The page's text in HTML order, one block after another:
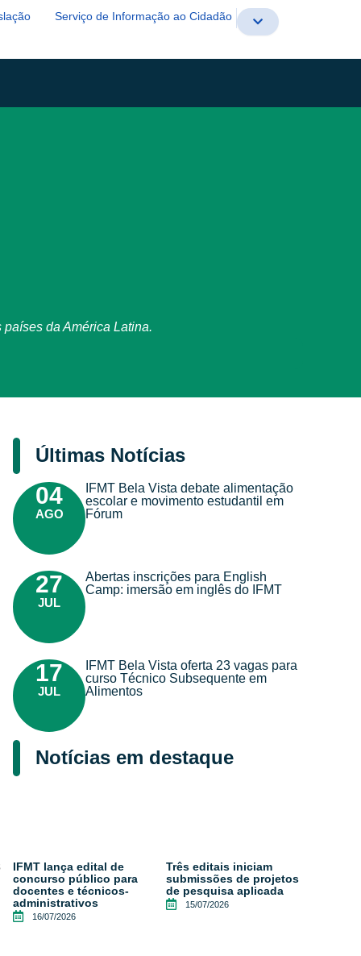
Serviço de Informação ao Cidadão
da América Latina.
Últimas Notícias
04
AGO
IFMT Bela Vista debate alimentação
escolar e movimento estudantil em
Fórum
27
JUL
Abertas inscrições para English
Camp: imersão em inglês do IFMT
17
JUL
IFMT Bela Vista oferta 23 vagas para
curso Técnico Subsequente em
Alimentos
Notícias em destaque
IFMT lança edital de
concurso público para
docentes e técnicos-
administrativos
16/07/2026
Três editais iniciam
submissões de projetos
de pesquisa aplicada
15/07/2026